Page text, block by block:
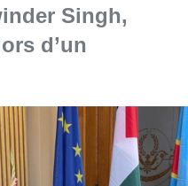
Singh,
d’un